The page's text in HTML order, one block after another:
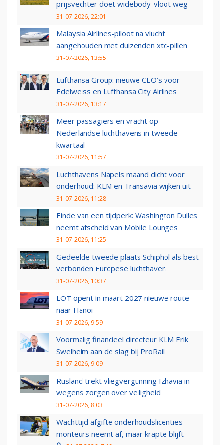
prijsvechter doet widebody-vloot weg
31-07-2026, 22:01
Malaysia Airlines-piloot na vlucht
aangehouden met duizenden xtc-pillen
31-07-2026, 13:55
Lufthansa Group: nieuwe CEO’s voor
Edelweiss en Lufthansa City Airlines
31-07-2026, 13:17
Meer passagiers en vracht op
Nederlandse luchthavens in tweede
kwartaal
31-07-2026, 11:57
Luchthavens Napels maand dicht voor
onderhoud: KLM en Transavia wijken uit
31-07-2026, 11:28
Einde van een tijdperk: Washington Dulles
neemt afscheid van Mobile Lounges
31-07-2026, 11:25
Gedeelde tweede plaats Schiphol als best
verbonden Europese luchthaven
31-07-2026, 10:37
LOT opent in maart 2027 nieuwe route
naar Hanoi
31-07-2026, 9:59
Voormalig financieel directeur KLM Erik
Swelheim aan de slag bij ProRail
31-07-2026, 9:09
Rusland trekt vliegvergunning Izhavia in
wegens zorgen over veiligheid
31-07-2026, 8:03
Wachttijd afgifte onderhoudslicenties
monteurs neemt af, maar krapte blijft